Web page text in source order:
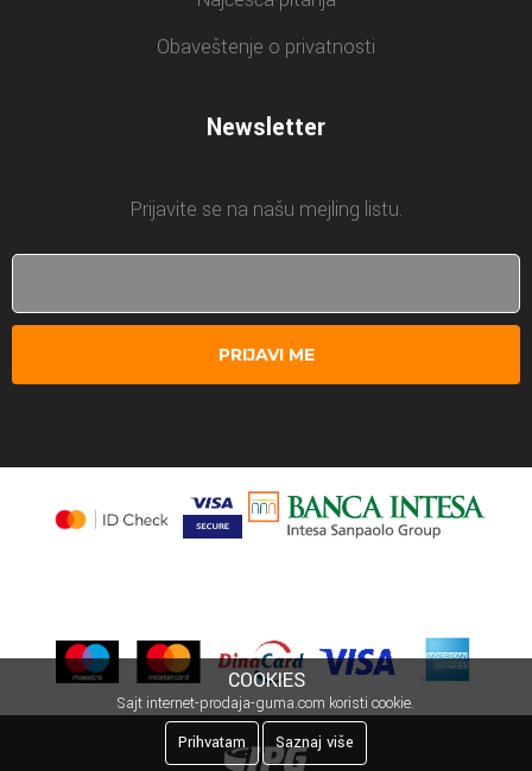
Obaveštenje o privatnosti
Newsletter
Prijavite se na našu mejling listu.
PRIJAVI ME
COOKIES
Sajt internet-prodaja-guma.com koristi cookie.
Prihvatam
Saznaj više